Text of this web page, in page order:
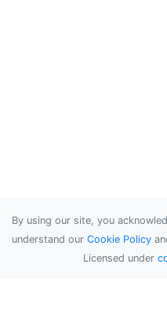
By using our site, you
understand our Cookie Policy
Licensed under